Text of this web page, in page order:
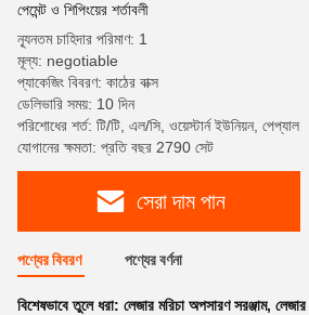
পেমেন্ট ও শিপিংয়ের শর্তাবলী
ন্যূনতম চাহিদার পরিমাণ: 1
মূল্য: negotiable
প্যাকেজিং বিবরণ: কাঠের বাক্স
ডেলিভারি সময়: 10 দিন
পরিশোধের শর্ত: টি/টি, এল/সি, ওয়েস্টার্ন ইউনিয়ন, পেপ্যাল
যোগানের ক্ষমতা: প্রতি বছর 2790 সেট
সেরা দাম পান
পণ্যের বিবরণ পণ্যের বর্ণনা
বিশেষভাবে তুলে ধরা: লেজার মরিচা অপসারণ সরঞ্জাম, লেজার